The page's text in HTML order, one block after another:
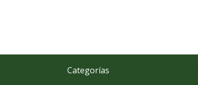
Categorías